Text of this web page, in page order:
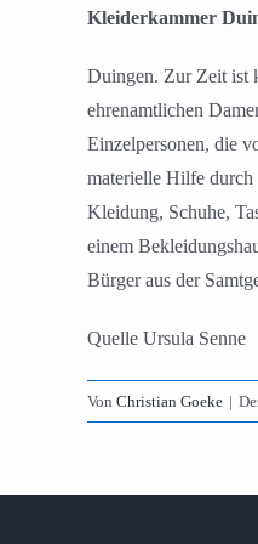
Kleiderkammer
Duingen. Zur Zeit ist
ehrenamtlichen
Einzelpersonen, die
materielle Hilfe
Kleidung, Schuhe,
einem
Bürger aus der
Quelle Ursula Senne
Von Christian Goeke |